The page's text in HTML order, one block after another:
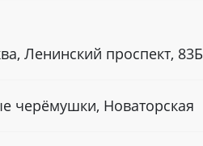
Ленинский проспект, 83Б
черёмушки, Новаторская